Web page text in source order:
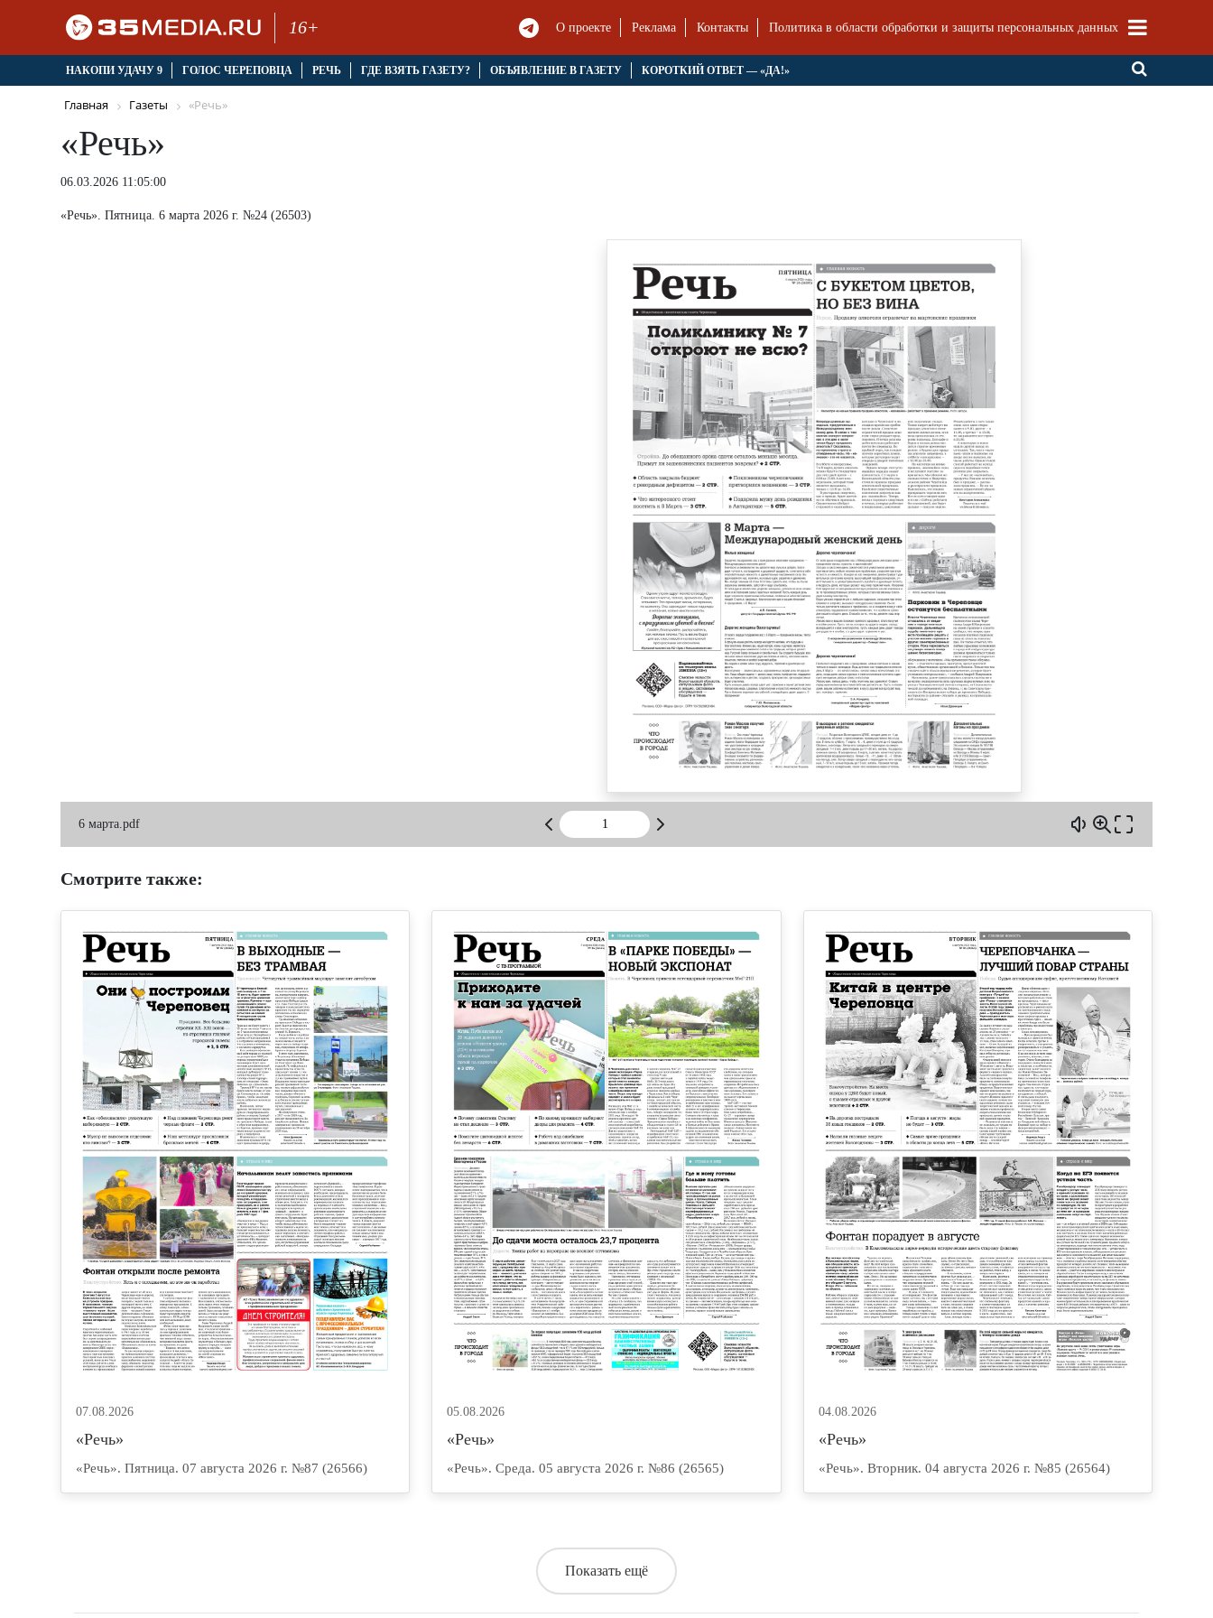
16+ О проекте Реклама Контакты Политика в области обработки и защиты персональных данных
НАКОПИ УДАЧУ 9 ГОЛОС ЧЕРЕПОВЦА РЕЧЬ ГДЕ ВЗЯТЬ ГАЗЕТУ? ОБЪЯВЛЕНИЕ В ГАЗЕТУ КОРОТКИЙ ОТВЕТ — «ДА!»
Главная Газеты «Речь»
«Речь»
06.03.2026 11:05:00
«Речь». Пятница. 6 марта 2026 г. №24 (26503)
6 марта.pdf
Смотрите также:
07.08.2026
«Речь»
«Речь». Пятница. 07 августа 2026 г. №87 (26566)
05.08.2026
«Речь»
«Речь». Среда. 05 августа 2026 г. №86 (26565)
04.08.2026
«Речь»
«Речь». Вторник. 04 августа 2026 г. №85 (26564)
Показать ещё